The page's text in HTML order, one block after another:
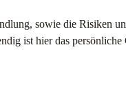
sowie die Risiken
ist hier das persönliche